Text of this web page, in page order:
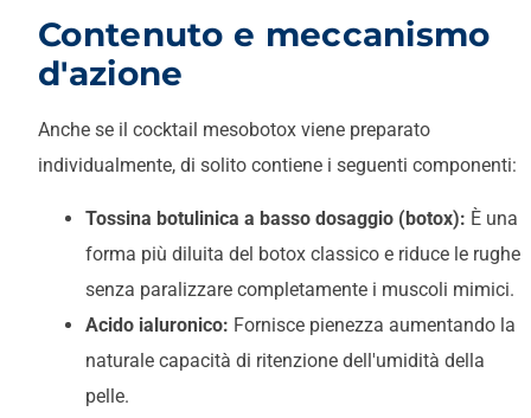
Contenuto e meccanismo
d'azione
Anche se il cocktail mesobotox viene preparato
individualmente, di solito contiene i seguenti componenti:
Tossina botulinica a basso dosaggio (botox): È una
forma più diluita del botox classico e riduce le rughe
senza paralizzare completamente i muscoli mimici.
Acido ialuronico: Fornisce pienezza aumentando la
naturale capacità di ritenzione dell'umidità della
pelle.